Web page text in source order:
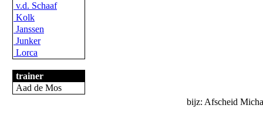
v.d. Schaaf
Kolk
Janssen
Junker
Lorca
trainer
Aad de Mos
bijz: Afscheid